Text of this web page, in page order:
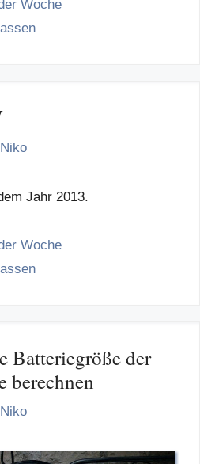
Woche
Niko
Jahr 2013.
Woche
Batteriegröße der
berechnen
Niko